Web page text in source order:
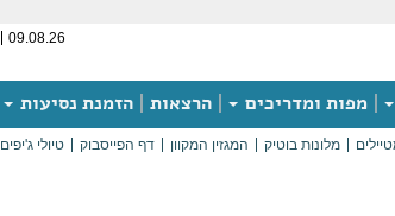
09.08.26
מפות ומדריכים הרצאות הזמנת נסיעות
מלונות בוטיק המגזין המקוון דף הפייסבוק טיולי ג'יפים